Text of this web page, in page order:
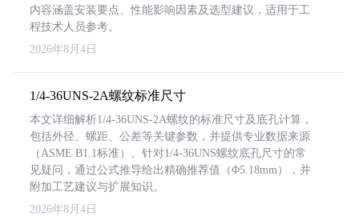
内容涵盖安装要点、性能影响因素及选型建议，适用于工
程技术人员参考。
2026年8月4日
1/4-36UNS-2A螺纹标准尺寸
本文详细解析1/4-36UNS-2A螺纹的标准尺寸及底孔计算，
包括外径、螺距、公差等关键参数，并提供专业数据来源
（ASME B1.1标准）。针对1/4-36UNS螺纹底孔尺寸的常
见疑问，通过公式推导给出精确推荐值（Φ5.18mm），并
附加工艺建议与扩展知识。
2026年8月4日